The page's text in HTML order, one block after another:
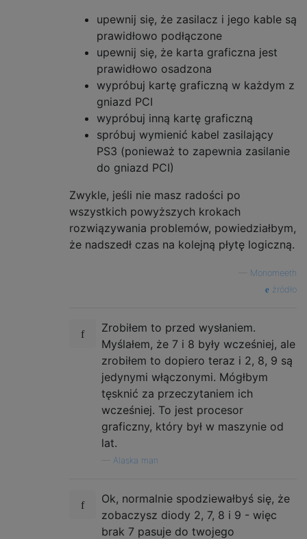
upewnij się, że zasilacz i jego kable są
prawidłowo podłączone
upewnij się, że karta graficzna jest
prawidłowo osadzona
wypróbuj kartę graficzną w każdym z
gniazd PCI
wypróbuj inną kartę graficzną
spróbuj wymienić kabel zasilający
PS3 (ponieważ to zapewnia zasilanie
do gniazd PCI)
Zwykle, jeśli nie masz radości po
wszystkich powyższych krokach
rozwiązywania problemów, powiedziałbym,
że nadszedł czas na kolejną płytę logiczną.
Monomeeth
źródło
Zrobiłem to przed wysłaniem.
Myślałem, że 7 i 8 były wcześniej, ale
zrobiłem to dopiero teraz i 2, 8, 9 są
jedynymi włączonymi. Mógłbym
tęsknić za przeczytaniem ich
wcześniej. To jest procesor
graficzny, który był w maszynie od
lat.
Alaska man
Ok, normalnie spodziewałbyś się, że
zobaczysz diody 2, 7, 8 i 9 - więc
brak 7 pasuje do twojego